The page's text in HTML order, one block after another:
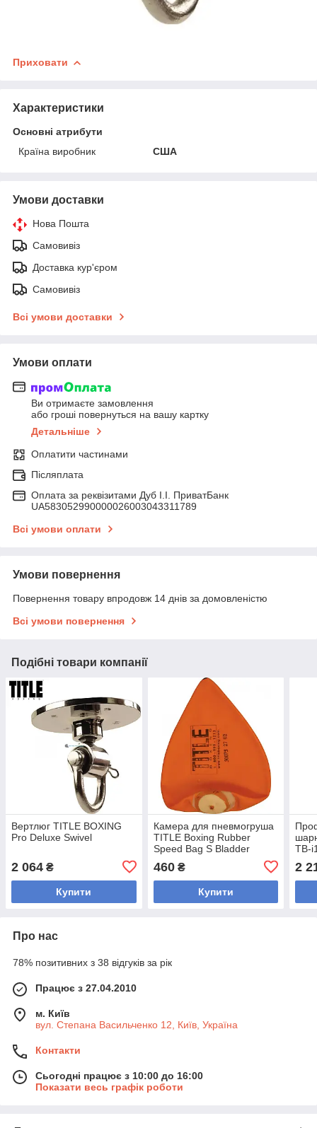
Приховати
Характеристики
Основні атрибути
Країна виробник
США
Умови доставки
Нова Пошта
Самовивіз
Доставка кур'єром
Самовивіз
Всі умови доставки
Умови оплати
Ви отримаєте замовлення
або гроші повернуться на вашу картку
Детальніше
Оплатити частинами
Післяплата
Оплата за реквізитами Дуб І.І. ПриватБанк
UA583052990000026003043311789
Всі умови оплати
Умови повернення
Повернення товару впродовж 14 днів за домовленістю
Всі умови повернення
Подібні товари компанії
Вертлюг TITLE BOXING
Pro Deluxe Swivel
2 064 ₴
Купити
Камера для пневмогруша
TITLE Boxing Rubber
Speed Bag S Bladder
460₴
Купити
TB-
2
Про нас
78% позитивних з 38 відгуків за рік
Працює з 27.04.2010
м. Київ
вул. Степана Васильченко 12, Київ, Україна
Контакти
Сьогодні працює з 10:00 до 16:00
Показати весь графік роботи